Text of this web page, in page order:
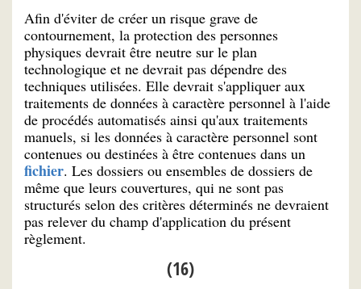
Afin d'éviter de créer un risque grave de
contournement, la protection des personnes
physiques devrait être neutre sur le plan
technologique et ne devrait pas dépendre des
techniques utilisées. Elle devrait s'appliquer aux
traitements de données à caractère personnel à l'aide
de procédés automatisés ainsi qu'aux traitements
manuels, si les données à caractère personnel sont
contenues ou destinées à être contenues dans un
fichier. Les dossiers ou ensembles de dossiers de
même que leurs couvertures, qui ne sont pas
structurés selon des critères déterminés ne devraient
pas relever du champ d'application du présent
règlement.
(16)